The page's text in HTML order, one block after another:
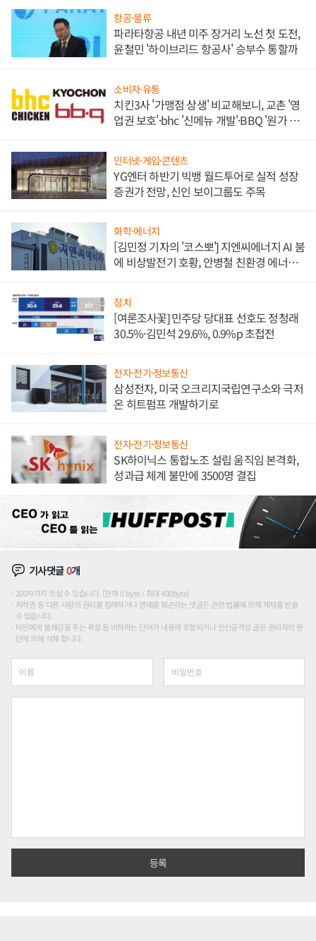
항공·물류
파라타항공 내년 미주 장거리 노선 첫 도전,
윤철민 '하이브리드 항공사' 승부수 통할까
소비자·유통
치킨3사 '가맹점 상생' 비교해보니, 교촌 '영
업권 보호'·bhc '신메뉴 개발'·BBQ '원가 부
인터넷·게임·콘텐츠
YG엔터 하반기 빅뱅 월드투어로 실적 성장
증권가 전망, 신인 보이그룹도 주목
화학·에너지
[김민정 기자의 '코스뽀'] 지엔씨에너지 AI 붐
에 비상발전기 호황, 안병철 친환경 에너지
정치
[여론조사꽃] 민주당 당대표 선호도 정청래
30.5%·김민석 29.6%, 0.9%p 초접전
전자·전기·정보통신
삼성전자, 미국 오크리지국립연구소와 극저
온 히트펌프 개발하기로
전자·전기·정보통신
SK하이닉스 통합노조 설립 움직임 본격화,
성과급 체계 불만에 3500명 결집
기사댓글0개
200자까지 쓰실 수 있습니다. (현재 0 byte / 최대 400byte)
저작권 등 다른 사람의 권리를 침해하거나 명예를 훼손하는 댓글은 관련 법률에 의해 제재를 받을
수 있습니다.
타인에게 불쾌감을 주는 욕설 등 비하하는 단어가 내용에 포함되거나 인신공격성 글은 관리자의 판
단에 의해 삭제 합니다.